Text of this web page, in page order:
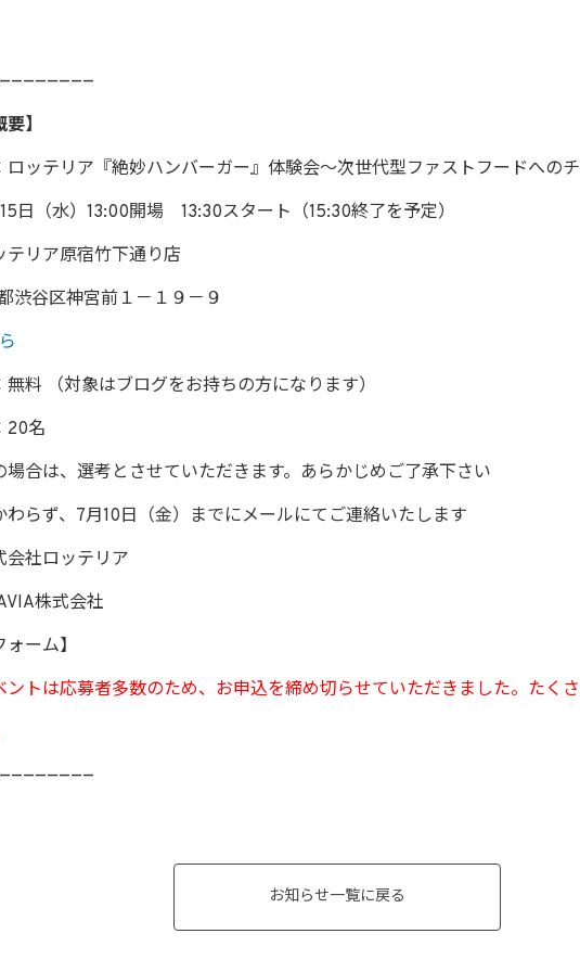
】
ッテリア『絶妙ハンバーガー』体験会～次世代型ファストフードへの
日（水）13:00開場 13:30スタート（15:30終了を予定）
リア原宿竹下通り店
渋谷区神宮前１－１９－９
料 （対象はブログをお持ちの方になります）
20名
合は、選考とさせていただきます。あらかじめご了承下さい
らず、7月10日（金）までにメールにてご連絡いたします
社ロッテリア
株式会社
ーム】
ントは応募者多数のため、お申込を締め切らせていただきました。たく
お知らせ一覧に戻る